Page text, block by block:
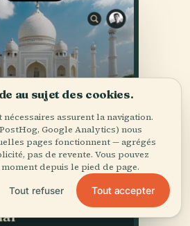
au sujet des cookies.
assurent la navigation.
Google Analytics) nous
pages fonctionnent — agrégés
pas de revente. Vous pouvez
depuis le pied de page.
Tout refuser Tout accepter